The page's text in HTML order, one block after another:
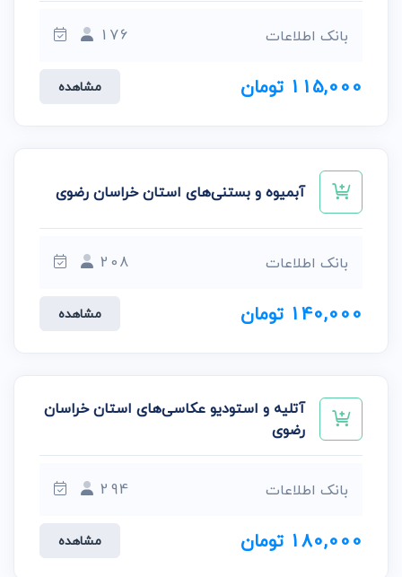
بانک اطلاعات 176
115,000 تومان مشاهده
آبمیوه و بستنی‌های استان خراسان رضوی
بانک اطلاعات 208
140,000 تومان مشاهده
آتلیه و استودیو عکاسی‌های استان خراسان
رضوی
بانک اطلاعات 294
180,000 تومان مشاهده